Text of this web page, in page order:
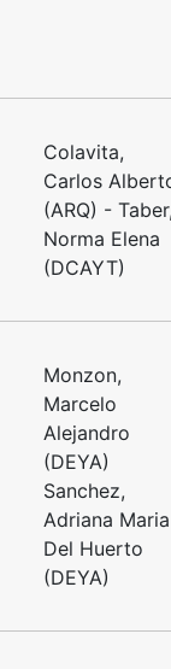
Colavita,
Carlos
(ARQ) -
Norma Elena
(DCAYT)
Monzon,
Marcelo
Alejandro
(DEYA)
Sanchez,
Adriana Maria
Del Huerto
(DEYA)